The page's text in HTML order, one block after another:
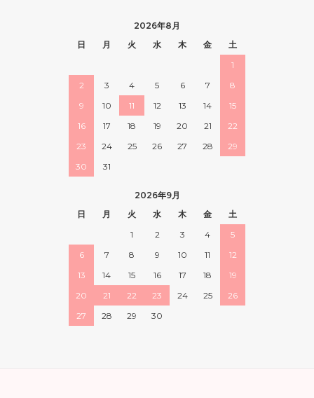
2026年8月
日
月 火 水 木 金
土
1
2
3 4 5 6 7
8
9
10 11 12 13 14
15
16
17 18 19 20 21
22
23
24 25 26 27 28
29
30
31
2026年9月
日
月 火 水 木 金
土
1
2 3 4
5
6
7 8 9 10 11
12
13
14 15 16 17 18
19
20
21 22 23 24 25
26
27
28 29 30